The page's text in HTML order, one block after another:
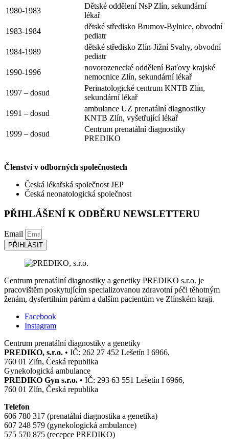
1980-1983
Dětské oddělení NsP Zlín, sekundární
lékař
1983-1984
dětské středisko Brumov-Bylnice, obvodní
pediatr
1984-1989
dětské středisko Zlín-Jižní Svahy, obvodní
pediatr
1990-1996
novorozenecké oddělení Baťovy krajské
nemocnice Zlín, sekundární lékař
1997 – dosud
Perinatologické centrum KNTB Zlín,
sekundární lékař
1991 – dosud
ambulance UZ prenatální diagnostiky
KNTB Zlín, vyšetřující lékař
1999 – dosud
Centrum prenatální diagnostiky
PREDIKO
Členství v odborných společnostech
Česká lékařská společnost JEP
Česká neonatologická společnost
PŘIHLÁŠENÍ K ODBĚRU NEWSLETTERU
Email
PŘIHLÁSIT
Centrum prenatální diagnostiky a genetiky PREDIKO s.r.o. je
pracovištěm poskytujícím specializovanou zdravotní péči těhotným
ženám, dysfertilním párům a dalším pacientům ve Zlínském kraji.
Facebook
Instagram
Centrum prenatální diagnostiky a genetiky
PREDIKO, s.r.o. • IČ: 262 27 452 Lešetín I 6966,
760 01 Zlín, Česká republika
Gynekologická ambulance
PREDIKO Gyn s.r.o. • IČ: 293 63 551 Lešetín I 6966,
760 01 Zlín, Česká republika
Telefon
606 780 317 (prenatální diagnostika a genetika)
607 248 579 (gynekologická ambulance)
575 570 875 (recepce PREDIKO)